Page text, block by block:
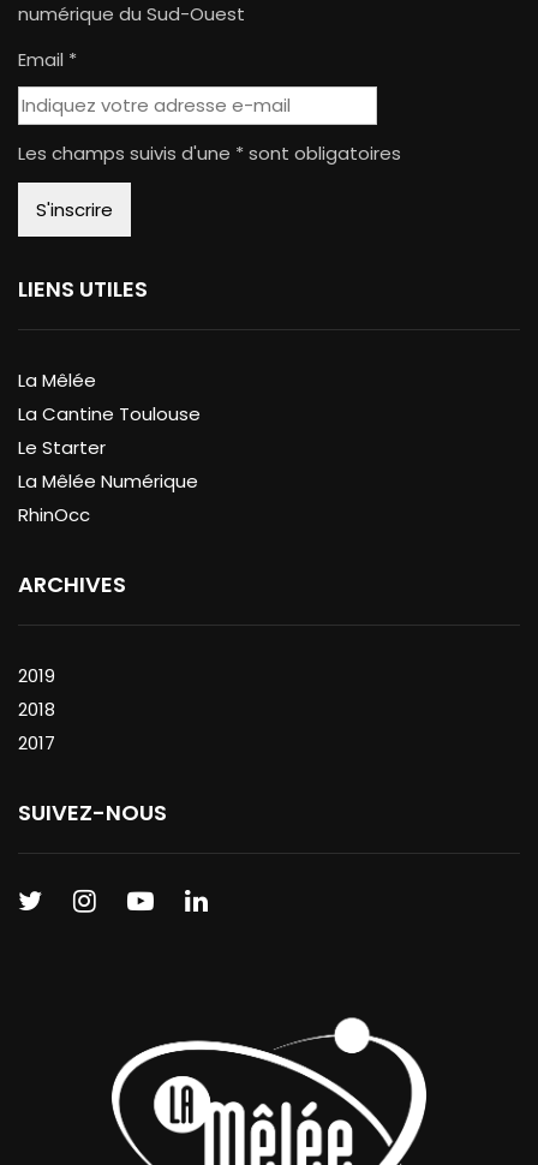
numérique du Sud-Ouest
Email *
Les champs suivis d'une * sont obligatoires
LIENS UTILES
La Mêlée
La Cantine Toulouse
Le Starter
La Mêlée Numérique
RhinOcc
ARCHIVES
2019
2018
2017
SUIVEZ-NOUS